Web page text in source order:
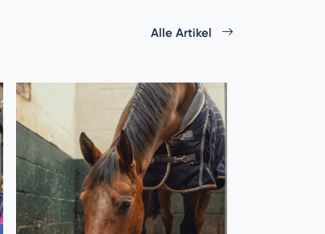
Alle Artikel